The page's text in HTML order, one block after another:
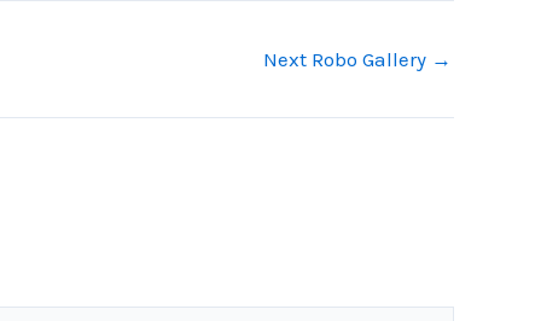
Next Robo Gallery →